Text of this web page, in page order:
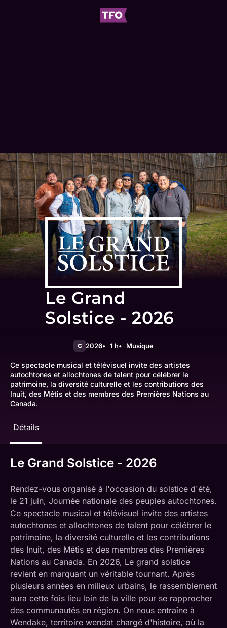
Le Grand
Solstice - 2026
G 2026 1 h Musique
Ce spectacle musical et télévisuel invite des artistes
autochtones et allochtones de talent pour célébrer le
patrimoine, la diversité culturelle et les contributions des
Inuit, des Métis et des membres des Premières Nations au
Canada.
Détails
Le Grand Solstice - 2026
Rendez-vous organisé à l'occasion du solstice d'été,
le 21 juin, Journée nationale des peuples autochtones.
Ce spectacle musical et télévisuel invite des artistes
autochtones et allochtones de talent pour célébrer le
patrimoine, la diversité culturelle et les contributions
des Inuit, des Métis et des membres des Premières
Nations au Canada. En 2026, Le grand solstice
revient en marquant un véritable tournant. Après
plusieurs années en milieux urbains, le rassemblement
aura cette fois lieu loin de la ville pour se rapprocher
des communautés en région. On nous entraîne à
Wendake, territoire wendat chargé d'histoire, où la